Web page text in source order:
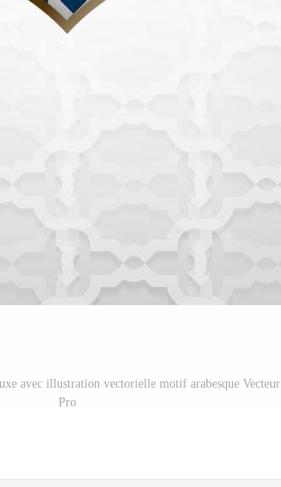
avec illustration vectorielle motif arabesque Vecteur
Pro